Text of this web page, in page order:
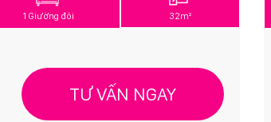
1 Giường đôi 32m²
TƯ VẤN NGAY